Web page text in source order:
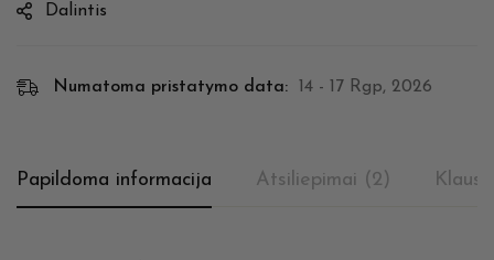
Dalintis
Numatoma pristatymo data: 14 - 17 Rgp, 2026
Papildoma informacija Atsiliepimai (2)